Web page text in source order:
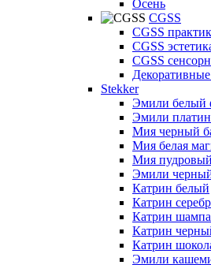
Осень
CGSS
CGSS
CGSS
CGSS
Stekker
Эмили белый
Эмили
Мия черный
Мия белая
Мия
Эмили
Катрин белый
Катрин
Катрин
Катрин
Катрин
Эмили